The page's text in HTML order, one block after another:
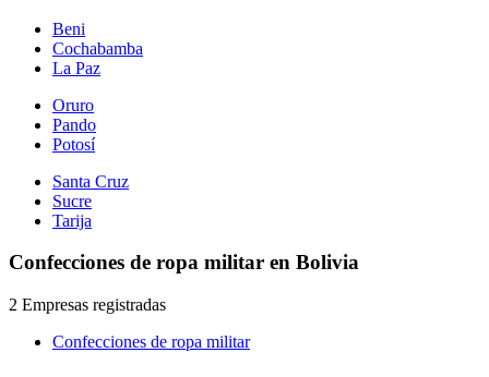
Beni
Cochabamba
La Paz
Oruro
Pando
Potosí
Santa Cruz
Sucre
Tarija
Confecciones de ropa militar en Bolivia
2 Empresas registradas
Confecciones de ropa militar